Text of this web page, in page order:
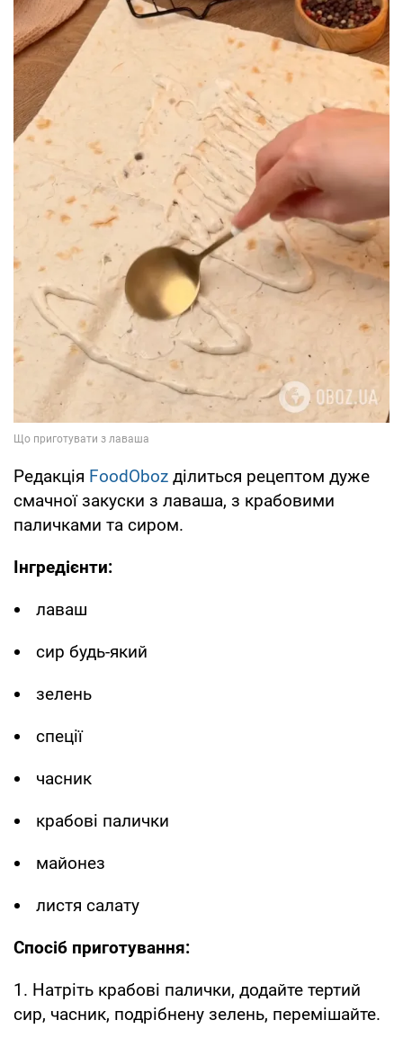
Редакція FoodOboz ділиться рецептом дуже
смачної закуски з лаваша, з крабовими
паличками та сиром.
Інгредієнти:
лаваш
сир будь-який
зелень
спеції
часник
крабові палички
майонез
листя салату
Спосіб приготування:
1. Натріть крабові палички, додайте тертий
сир, часник, подрібнену зелень, перемішайте.